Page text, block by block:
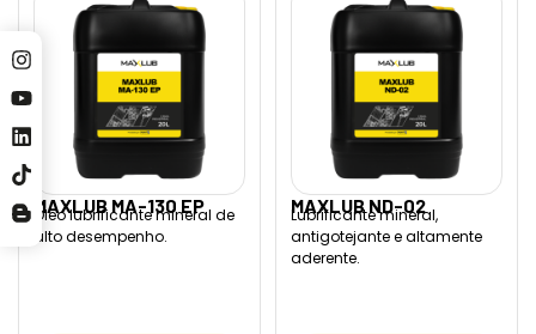
MAXLUB MA-130 EP
Óleo lubrificante mineral de
alto desempenho.
MAXLUB ND-02
Lubrificante mineral,
antigotejante e altamente
aderente.